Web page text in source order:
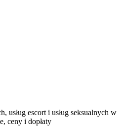
usług escort i usług seksualnych w
ceny i dopłaty